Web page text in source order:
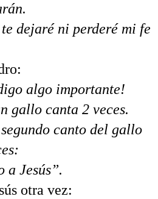
dejaré ni perderé mi fe
algo importante!
gallo canta 2 veces.
canto del gallo
a Jesús”.
otra vez: